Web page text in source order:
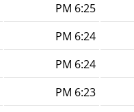
6:25 PM
6:24 PM
6:24 PM
6:23 PM